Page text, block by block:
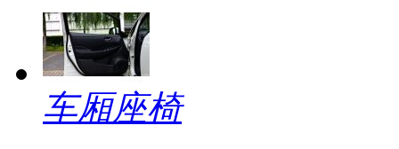
车厢座椅